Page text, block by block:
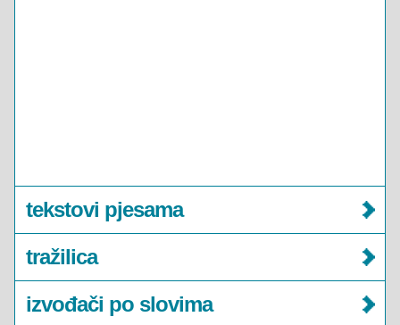
tekstovi pjesama
tražilica
izvođači po slovima